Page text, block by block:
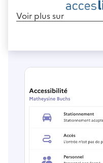
Voir plus sur